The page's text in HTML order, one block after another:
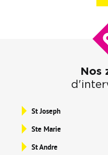
Nos
St Joseph
Ste Marie
St Andre